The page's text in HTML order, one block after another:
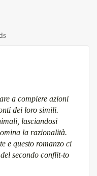
a compiere azioni
dei loro simili.
lasciandosi
la razionalità.
e questo romanzo ci
secondo conflit-to